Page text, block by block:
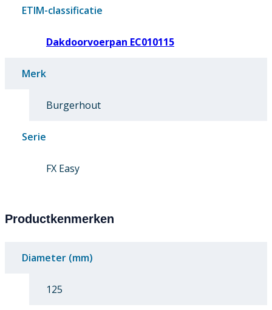
ETIM-classificatie
Dakdoorvoerpan EC010115
Merk
Burgerhout
Serie
FX Easy
Productkenmerken
Diameter (mm)
125